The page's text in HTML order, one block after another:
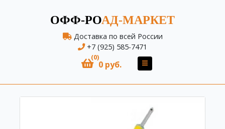
ОФФ-РОАД-МАРКЕТ
Доставка по всей России
+7 (925) 585-7471
(0)
0 руб.